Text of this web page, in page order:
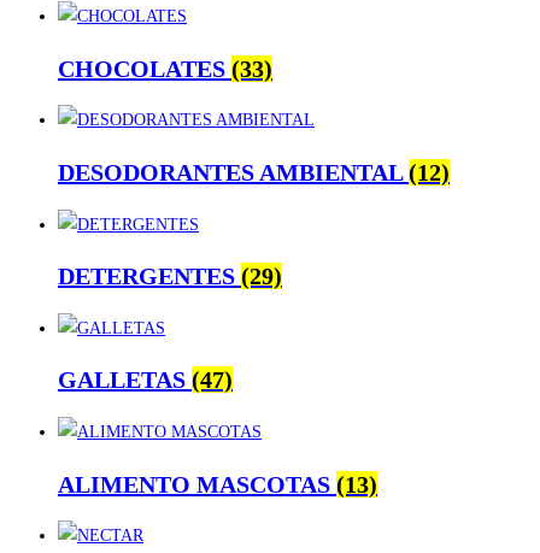
CHOCOLATES (33)
DESODORANTES AMBIENTAL(12)
DETERGENTES (29)
GALLETAS (47)
ALIMENTO MASCOTAS (13)